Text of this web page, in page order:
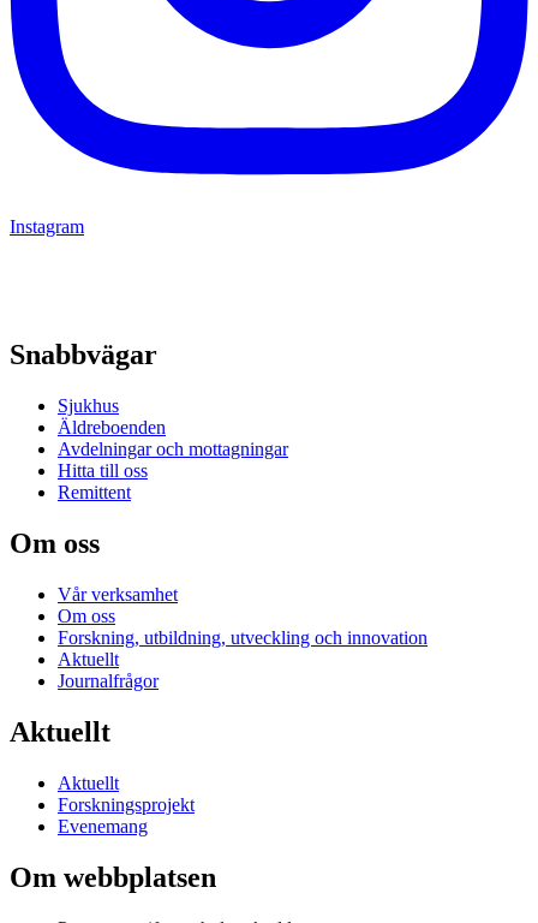
Instagram
Snabbvägar
Sjukhus
Äldreboenden
Avdelningar och mottagningar
Hitta till oss
Remittent
Om oss
Vår verksamhet
Om oss
Forskning, utbildning, utveckling och innovation
Aktuellt
Journalfrågor
Aktuellt
Aktuellt
Forskningsprojekt
Evenemang
Om webbplatsen